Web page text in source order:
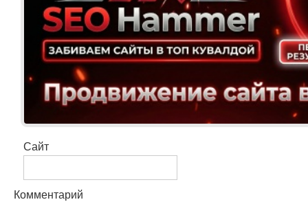
Сайт
Комментарий